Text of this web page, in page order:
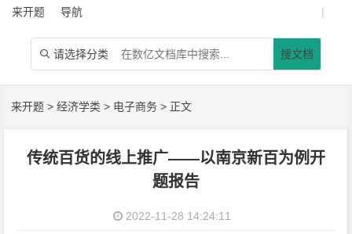
来开题 导航 |
 请选择分类 搜文档
来开题 >经济学类 > 电子商务 > 正文
传统百货的线上推广——以南京新百为例开
题报告
2022-11-28 14:24:11